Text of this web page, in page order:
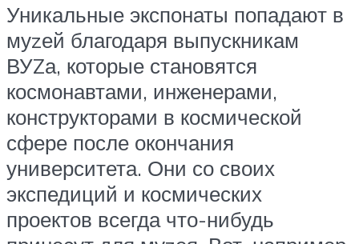
Уникальные экспонаты попадают в
муzей благодаря выпускникам
ВУZа, которые становятся
космонавтами, инженерами,
конструкторами в космической
сфере после окончания
университета. Они со своих
экспедиций и космических
проектов всегда что-нибудь